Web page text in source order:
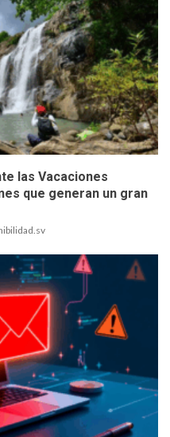
las Vacaciones
que generan un gran